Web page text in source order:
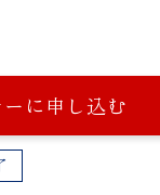
に申し込む